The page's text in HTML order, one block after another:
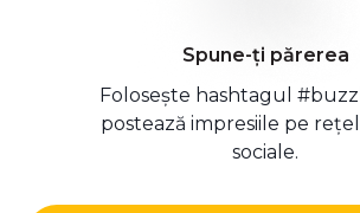
Spune-ți părerea
Folosește hashtagul
postează impresiile pe
sociale.